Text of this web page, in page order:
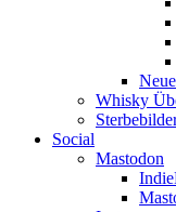
Whisky
Social
Mastodon